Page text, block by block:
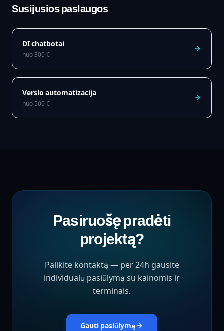
Susijusios paslaugos
DI chatbotai
nuo300€
Verslo automatizacija
nuo 500€
Pasiruošę pradėti
projektą?
Palikite kontaktą — per 24h gausite
individualų pasiūlymą su kainomis ir
terminais.
Gauti pasiūlymą